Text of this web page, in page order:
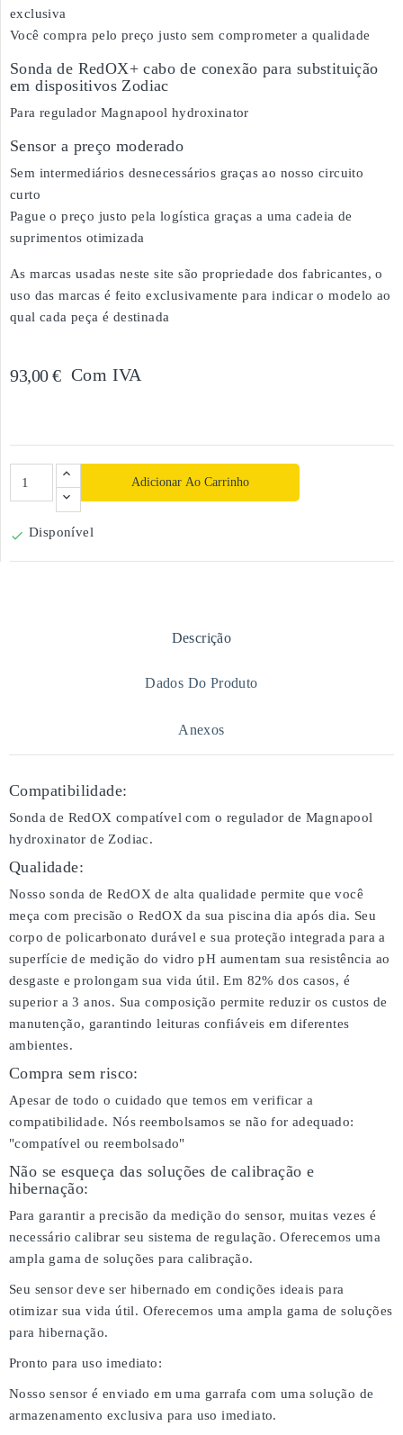
exclusiva
Você compra pelo preço justo sem comprometer a qualidade
Sonda de RedOX+ cabo de conexão para substituição
em dispositivos Zodiac
Para regulador Magnapool hydroxinator
Sensor a preço moderado
Sem intermediários desnecessários graças ao nosso circuito
curto
Pague o preço justo pela logística graças a uma cadeia de
suprimentos otimizada
As marcas usadas neste site são propriedade dos fabricantes, o
uso das marcas é feito exclusivamente para indicar o modelo ao
qual cada peça é destinada
93,00 € Com IVA
Adicionar Ao Carrinho
 Disponível
Descrição
Dados Do Produto
Anexos
Compatibilidade:
Sonda de RedOX compatível com o regulador de Magnapool
hydroxinator de Zodiac.
Qualidade:
Nosso sonda de RedOX de alta qualidade permite que você
meça com precisão o RedOX da sua piscina dia após dia. Seu
corpo de policarbonato durável e sua proteção integrada para a
superfície de medição do vidro pH aumentam sua resistência ao
desgaste e prolongam sua vida útil. Em 82% dos casos, é
superior a 3 anos. Sua composição permite reduzir os custos de
manutenção, garantindo leituras confiáveis em diferentes
ambientes.
Compra sem risco:
Apesar de todo o cuidado que temos em verificar a
compatibilidade. Nós reembolsamos se não for adequado:
"compatível ou reembolsado"
Não se esqueça das soluções de calibração e
hibernação:
Para garantir a precisão da medição do sensor, muitas vezes é
necessário calibrar seu sistema de regulação. Oferecemos uma
ampla gama de soluções para calibração.
Seu sensor deve ser hibernado em condições ideais para
otimizar sua vida útil. Oferecemos uma ampla gama de soluções
para hibernação.
Pronto para uso imediato:
Nosso sensor é enviado em uma garrafa com uma solução de
armazenamento exclusiva para uso imediato.